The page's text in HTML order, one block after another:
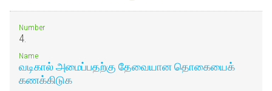
Number
4.
Name
வடிகால் அமைப்பதற்கு தேவையான தொகையைக்
கணக்கிடுக